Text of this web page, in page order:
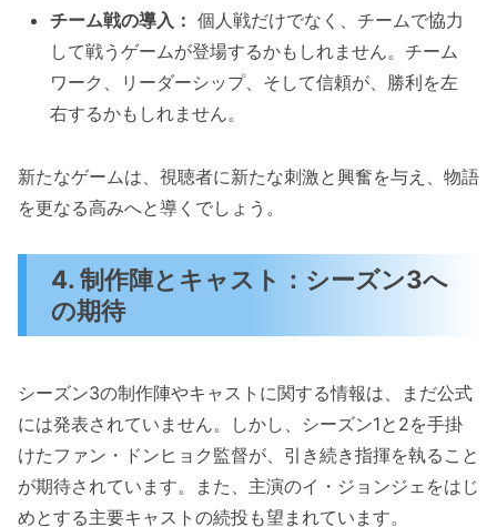
チーム戦の導入： 個人戦だけでなく、チームで協力
して戦うゲームが登場するかもしれません。チーム
ワーク、リーダーシップ、そして信頼が、勝利を左
右するかもしれません。
新たなゲームは、視聴者に新たな刺激と興奮を与え、物語
を更なる高みへと導くでしょう。
4. 制作陣とキャスト：シーズン3へ
の期待
シーズン3の制作陣やキャストに関する情報は、まだ公式
には発表されていません。しかし、シーズン1と2を手掛
けたファン・ドンヒョク監督が、引き続き指揮を執ること
が期待されています。また、主演のイ・ジョンジェをはじ
めとする主要キャストの続投も望まれています。